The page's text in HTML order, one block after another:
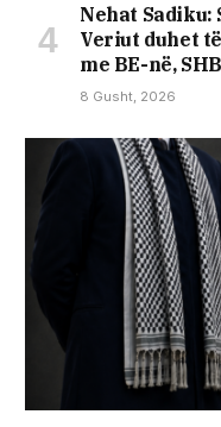
Nehat Sadiku:
Veriut duhet
me BE-në,
8 Gusht, 2026